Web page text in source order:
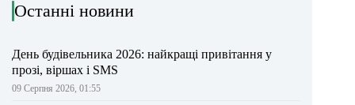
Останні новини
День будівельника 2026: найкращі привітання у
прозі, віршах і SMS
09 Серпня 2026, 01:55